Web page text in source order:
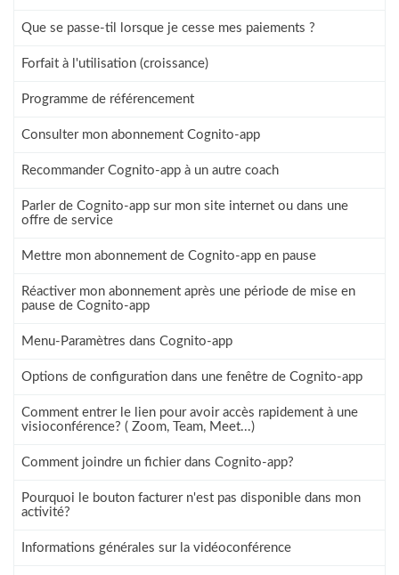
Que se passe-til lorsque je cesse mes paiements ?
Forfait à l'utilisation (croissance)
Programme de référencement
Consulter mon abonnement Cognito-app
Recommander Cognito-app à un autre coach
Parler de Cognito-app sur mon site internet ou dans une
offre de service
Mettre mon abonnement de Cognito-app en pause
Réactiver mon abonnement après une période de mise en
pause de Cognito-app
Menu-Paramètres dans Cognito-app
Options de configuration dans une fenêtre de Cognito-app
Comment entrer le lien pour avoir accès rapidement à une
visioconférence? ( Zoom, Team, Meet...)
Comment joindre un fichier dans Cognito-app?
Pourquoi le bouton facturer n'est pas disponible dans mon
activité?
Informations générales sur la vidéoconférence